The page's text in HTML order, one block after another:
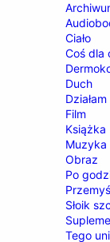
Ciało
Coś dla
Duch
Działam
Film
Książka
Muzyka
Obraz
Po
Słoik
Tego